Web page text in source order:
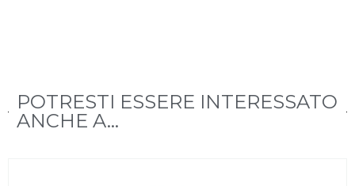
POTRESTI ESSERE INTERESSATO
ANCHE A...